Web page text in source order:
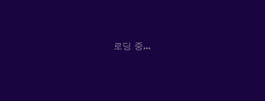
로딩 중…